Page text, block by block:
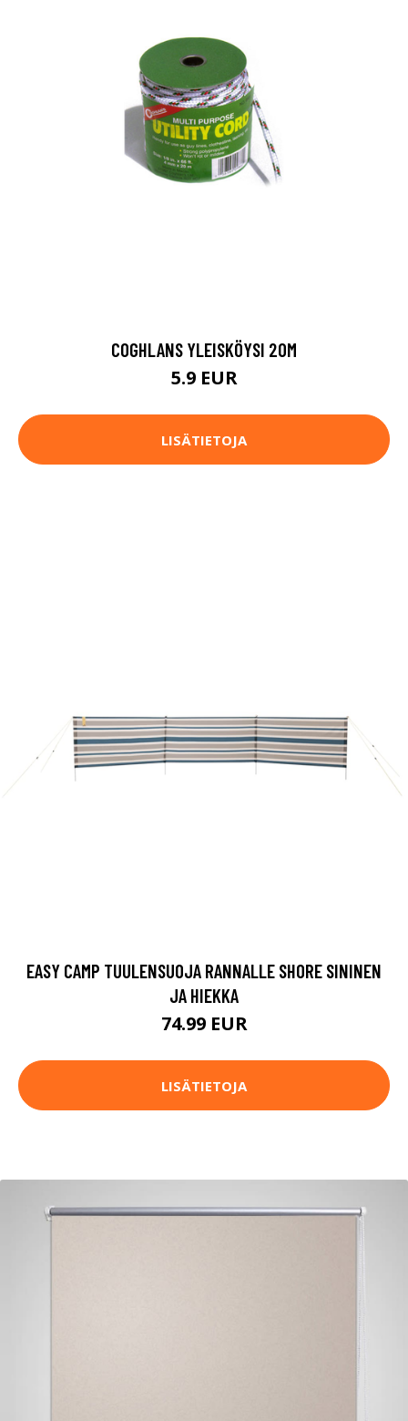
COGHLANS YLEISKÖYSI 20M
5.9 EUR
LISÄTIETOJA
EASY CAMP TUULENSUOJA RANNALLE SHORE SININEN
JA HIEKKA
74.99 EUR
LISÄTIETOJA